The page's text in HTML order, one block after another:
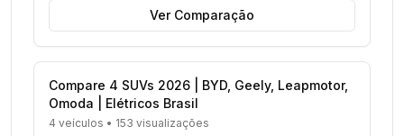
Ver Comparação
Compare 4 SUVs 2026 | BYD, Geely, Leapmotor,
Omoda | Elétricos Brasil
4 veículos • 153 visualizações